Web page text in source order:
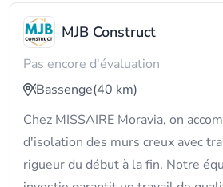
MJB Construct
Pas encore d'évaluation
Bassenge(40 km)
Chez MISSAIRE Moravia, on
d'isolation des murs creux avec
rigueur du début à la fin. Notre